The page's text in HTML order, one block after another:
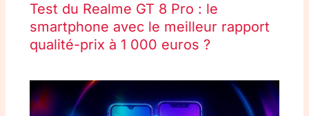
Test du Realme GT 8 Pro : le
smartphone avec le meilleur rapport
qualité-prix à 1 000 euros ?